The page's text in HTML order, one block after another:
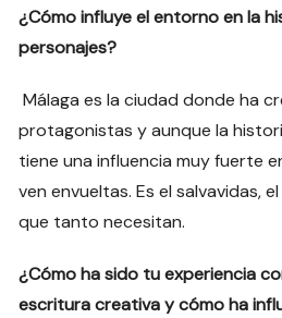
¿Cómo influye el entorno en la
personajes?
Málaga es la ciudad donde ha
protagonistas y aunque la
tiene una influencia muy fuerte
ven envueltas. Es el salvavidas,
que tanto necesitan.
¿Cómo ha sido tu experiencia
escritura creativa y cómo ha